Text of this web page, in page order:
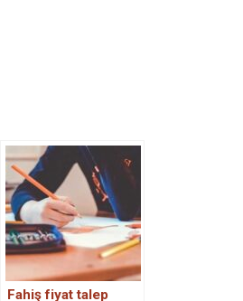
Fahiş fiyat talep